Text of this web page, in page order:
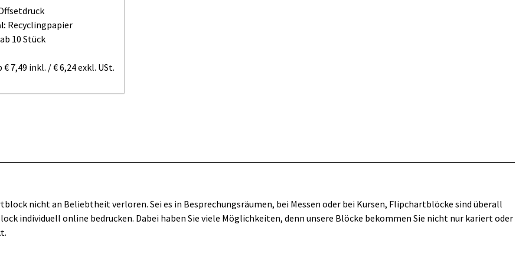
Recyclingpapier
ab 10 Stück
€ 7,49 inkl. /€ 6,24exkl. USt.
nicht an Beliebtheit verloren. Sei es in Besprechungsräumen, bei Messen oder bei Kursen, Flipchartblöcke sind überall
individuell online bedrucken. Dabei haben Sie viele Möglichkeiten, denn unsere Blöcke bekommen Sie nicht nur kariert oder